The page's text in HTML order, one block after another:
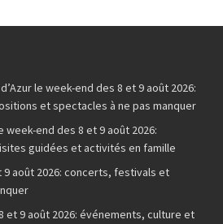
le week-end des 8 et 9 août 2026:
et spectacles à ne pas manquer
week-end des 8 et 9 août 2026:
guidées et activités en famille
9 août 2026: concerts, festivals et
et 9 août 2026: événements, culture et